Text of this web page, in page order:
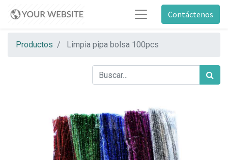
Contáctenos
Productos Limpia pipa bolsa 100pcs